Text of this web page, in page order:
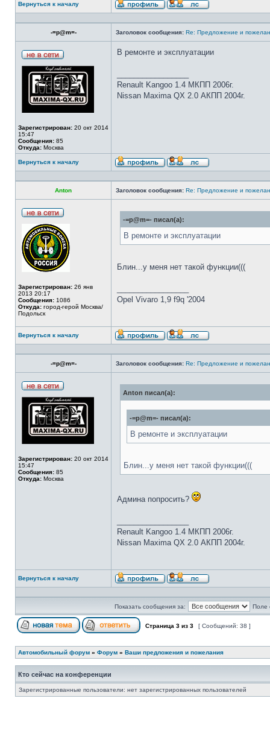
Вернуться к началу
-=p@m=- Заголовок сообщения: Re: Предложение и
Зарегистрирован: 20 окт 2014
15:47
Сообщения: 85
Откуда: Москва
В ремонте и эксплуатации
Renault Kangoo 1.4 МКПП 2006г.
Nissan Maxima QX 2.0 АКПП 2004г.
Вернуться к началу
Anton Заголовок сообщения: Re: Предложение и
Зарегистрирован: 26 янв
2013 20:17
Сообщения: 1086
Откуда: город-герой Москва/
Подольск
-=p@m=- писал(а):
В ремонте и эксплуатации
Блин...у меня нет такой функции(((
Opel Vivaro 1,9 f9q '2004
Вернуться к началу
-=p@m=- Заголовок сообщения: Re: Предложение и
Зарегистрирован: 20 окт 2014
15:47
Сообщения: 85
Откуда: Москва
Anton писал(а):
-=p@m=- писал(а):
В ремонте и эксплуатации
Блин...у меня нет такой функции(((
Админа попросить?
Renault Kangoo 1.4 МКПП 2006г.
Nissan Maxima QX 2.0 АКПП 2004г.
Вернуться к началу
Показать сообщения за: Поле
Страница 3 из 3 [ Сообщений: 38 ]
Автомобильный форум » Форум » Ваши предложения и пожелания
Кто сейчас на конференции
Зарегистрированные пользователи: нет зарегистрированных пользователей